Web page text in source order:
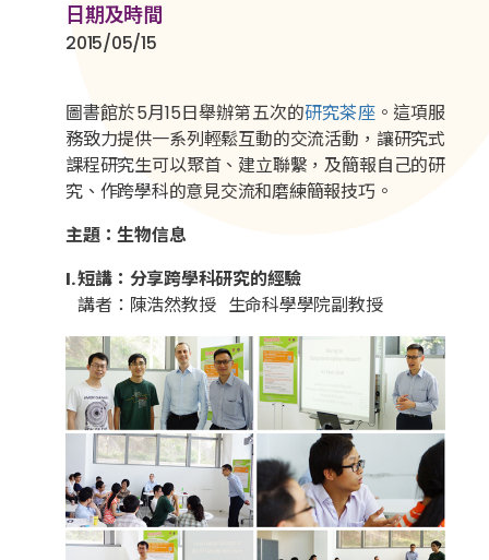
日期及時間
2015/05/15
圖書館於5月15日舉辦第五次的研究茶座。這項服
務致力提供一系列輕鬆互動的交流活動，讓研究式
課程研究生可以聚首、建立聯繫，及簡報自己的研
究、作跨學科的意見交流和磨練簡報技巧。
主題：生物信息
I. 短講：分享跨學科研究的經驗
講者：陳浩然教授 生命科學學院副教授